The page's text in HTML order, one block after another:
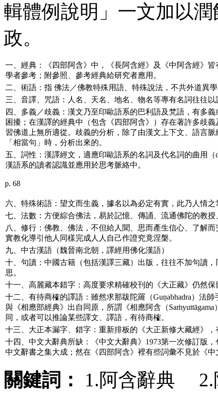
輯體例說明」一文加以
政。
一、經典：《四部阿含》中，《長阿含經》及《中阿含經》
學者參考；附參照、參考經典給研究者應用。
二、術語：指 佛法／佛教特殊用語、特殊說法，不共外道異
三、音譯、咒語：人名、天名、地名、物名等專有名詞往往
四、多義／歧義：漢文乃至印歐語系的巴利語及梵語，有多義
困擾；在漢譯的經典中（包含《四部阿含》）存在著許多歧
習佛道上無所適從。歧義的分析，除了由漢文上下文、語言
「相當句」時，分析出來的。
五、詞性：漢譯經文，適應印歐語系的名詞及代名詞的曲用（
漢語系的讀者認識並應用於思考脈絡中。
p. 68
六、特殊術語：望文而生義，據名以為必定有實，此乃人情
七、法數：方便綜合佛法，易於記憶、傳誦、流通佛陀的教授
八、修行：佛教、佛法，不但給人聞、思而產生信心、了解
實教化導引他人同樣完成人人自己作證究竟涅槃。
九、中古漢語（魏晉南北朝，譯經用佛化漢語）
十、句讀：中國古籍（包括漢譯三藏）出版，往往不加句讀
思。
十一、高麗藏本錯字：高度要求精確校刊的《大正藏》仍然
十二、有待商榷的譯語：雖然求那跋陀羅（Guṇabhadra）法師
與《相應部經典》出自同原，所謂《相應阿含（Saṁyuttāgama
同，或者可以推論某些譯文、譯語，有待商榷。
十三、大正本漏字、錯字：重新排板的《大正新修大藏經》
十四、中文大辭典所缺：《中文大辭典》1973第一次修訂版
中文辭書之集大成；然在《四部阿含》裡有些詞彙不見於《
關鍵詞： 1.阿含辭典